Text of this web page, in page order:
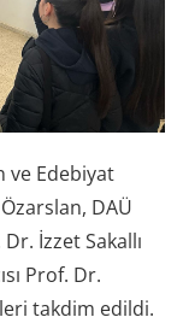
ve Edebiyat
DAÜ
İzzet Sakallı
Prof. Dr.
takdim edildi.